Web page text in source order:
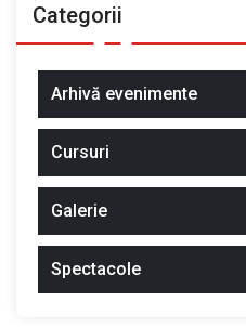
Categorii
Arhivă evenimente
Cursuri
Galerie
Spectacole